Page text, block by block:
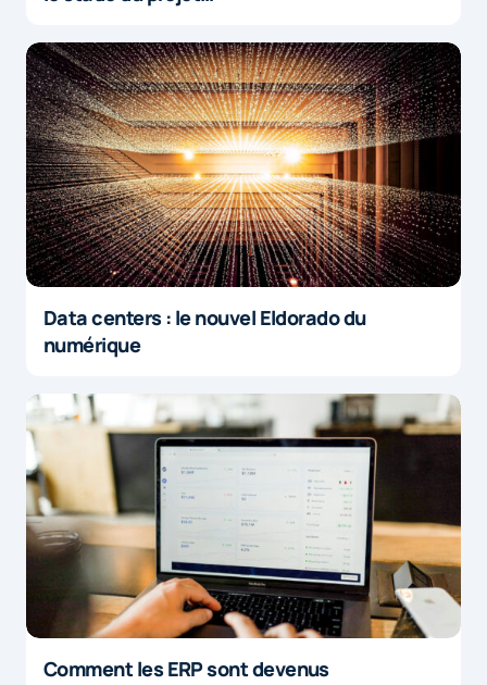
Data centers : le nouvel Eldorado du
numérique
Comment les ERP sont devenus